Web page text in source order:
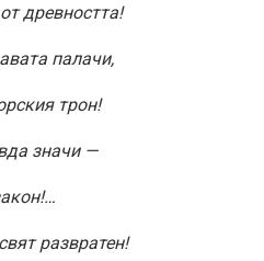
древността!
палачи,
трон!
значи —
развратен!